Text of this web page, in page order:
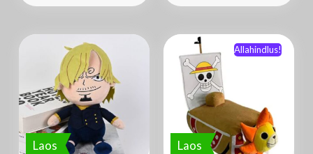
Laos Laos
Allahindlus!